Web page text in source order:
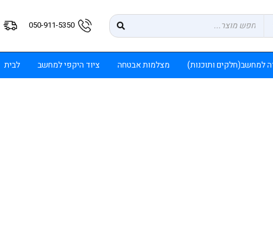
050-911-5350
למחשב(חלקים ותוכנות) מצלמות אבטחה ציוד היקפי למחשב לבית